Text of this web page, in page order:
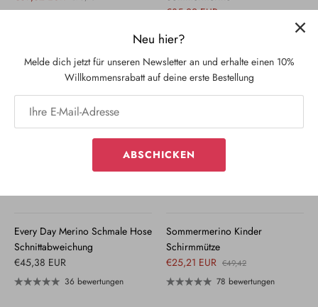
€35,29 EUR €45,38
Every Day Merino Schmale Hose
Schnittabweichung
€45,38 EUR
36 bewertungen
Sommermerino Kinder
Schirmmütze
€25,21 EUR €49,42
78 bewertungen
Neu hier?
Melde dich jetzt für unseren Newsletter an und erhalte einen 10%
Willkommensrabatt auf deine erste Bestellung
ABSCHICKEN